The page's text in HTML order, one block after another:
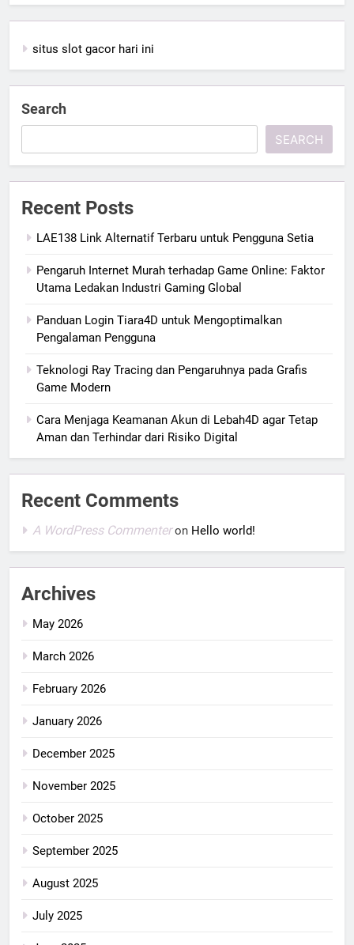
situs slot gacor hari ini
Search
SEARCH
Recent Posts
LAE138 Link Alternatif Terbaru untuk Pengguna Setia
Pengaruh Internet Murah terhadap Game Online: Faktor
Utama Ledakan Industri Gaming Global
Panduan Login Tiara4D untuk Mengoptimalkan
Pengalaman Pengguna
Teknologi Ray Tracing dan Pengaruhnya pada Grafis
Game Modern
Cara Menjaga Keamanan Akun di Lebah4D agar Tetap
Aman dan Terhindar dari Risiko Digital
Recent Comments
A WordPress Commenteron Hello world!
Archives
May 2026
March 2026
February 2026
January 2026
December 2025
November 2025
October 2025
September 2025
August 2025
July 2025